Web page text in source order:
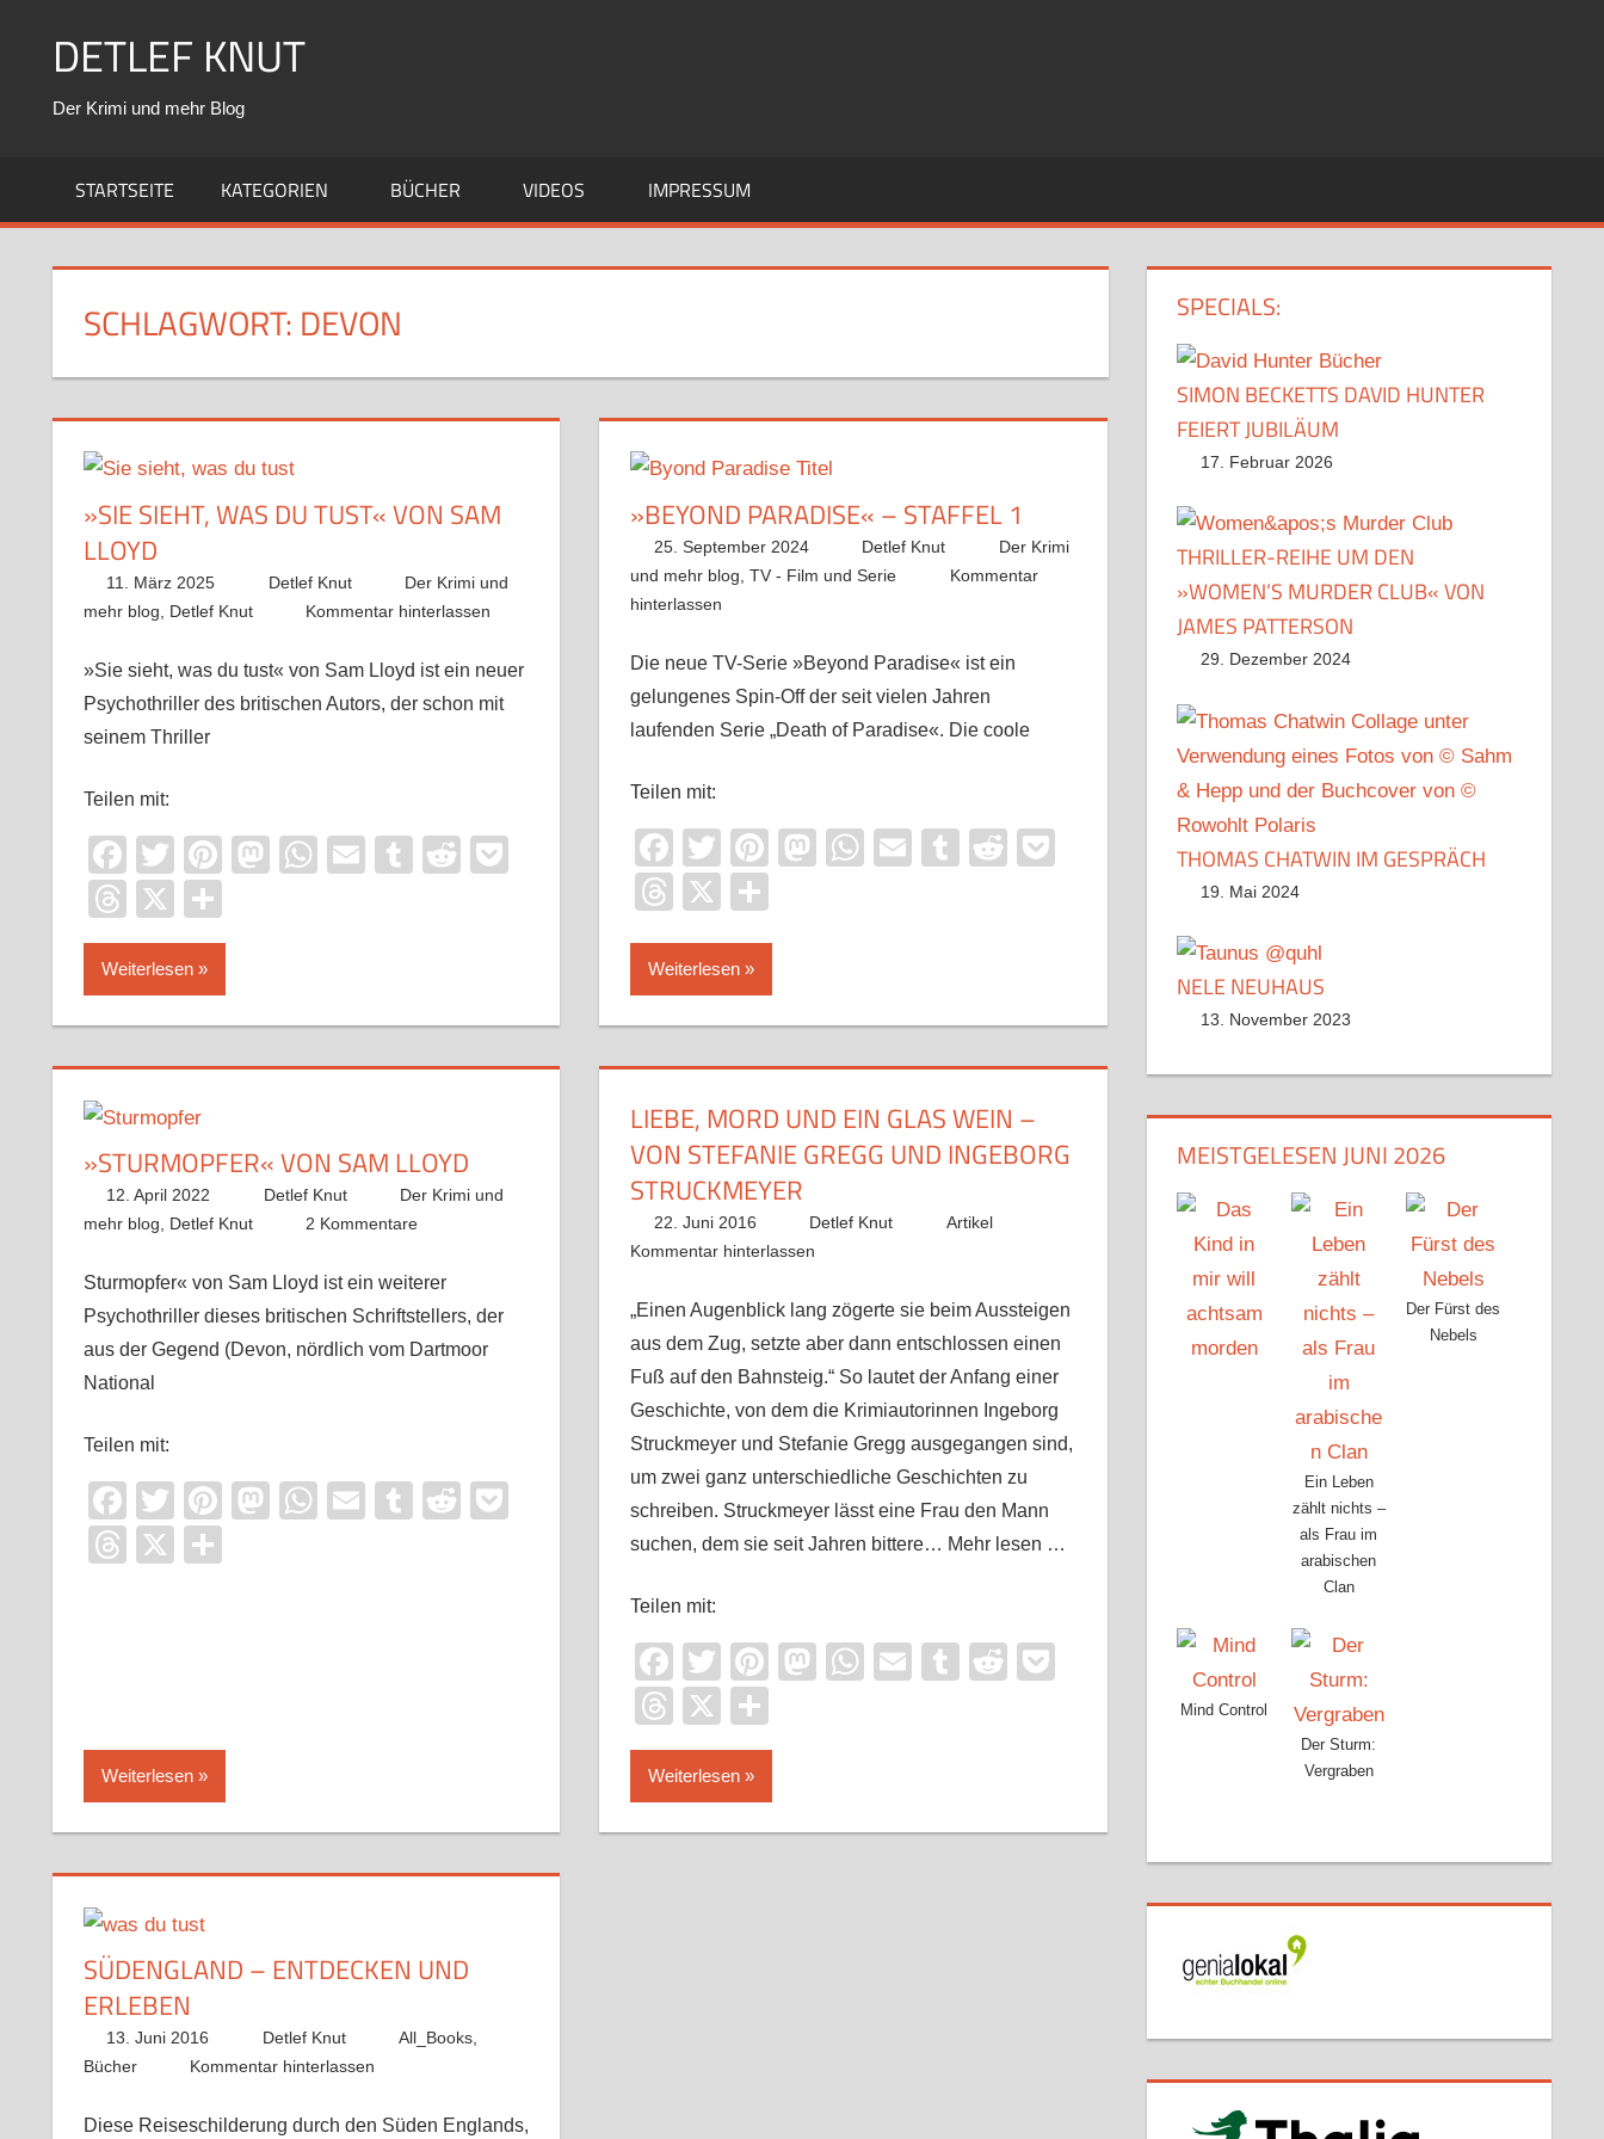
DETLEF KNUT
Der Krimi und mehr Blog
STARTSEITE KATEGORIEN BÜCHER VIDEOS IMPRESSUM
SCHLAGWORT: DEVON
»SIE SIEHT, WAS DU TUST« VON SAM
LLOYD
11. März 2025 Detlef Knut
Der Krimi und
mehr blog
Detlef Knut Kommentar hinterlassen
»Sie sieht, was du tust« von Sam Lloyd ist ein neuer
Psychothriller des britischen Autors, der schon mit
seinem Thriller
Teilen mit:
Facebook
TwitterPinterest
Mastodon
WhatsApp
EmailTumblrReddit
Threads
X
Weiterlesen
»BEYOND PARADISE« – STAFFEL 1
25. September 2024 Detlef Knut
Der Krimi
und mehr blog TV - Film und Serie
Kommentar
hinterlassen
Die neue TV-Serie »Beyond Paradise« ist ein
gelungenes Spin-Off der seit vielen Jahren
laufenden Serie „Death of Paradise«. Die coole
Teilen mit:
Facebook
TwitterPinterest
Mastodon
WhatsApp
EmailTumblrReddit
Threads
X
Weiterlesen
»STURMOPFER« VON SAM LLOYD
12. April 2022 Detlef Knut
Der Krimi und
mehr blog
Detlef Knut 2 Kommentare
Sturmopfer« von Sam Lloyd ist ein weiterer
Psychothriller dieses britischen Schriftstellers, der
aus der Gegend (Devon, nördlich vom Dartmoor
National
Teilen mit:
Facebook
TwitterPinterest
Mastodon
WhatsApp
EmailTumblrReddit
Threads
X
Weiterlesen
LIEBE, MORD UND EIN GLAS WEIN –
VON STEFANIE GREGG UND INGEBORG
STRUCKMEYER
22. Juni 2016 Detlef Knut
Artikel
Kommentar hinterlassen
„Einen Augenblick lang zögerte sie beim Aussteigen
aus dem Zug, setzte aber dann entschlossen einen
Fuß auf den Bahnsteig.“ So lautet der Anfang einer
Geschichte, von dem die Krimiautorinnen Ingeborg
Struckmeyer und Stefanie Gregg ausgegangen sind,
um zwei ganz unterschiedliche Geschichten zu
schreiben. Struckmeyer lässt eine Frau den Mann
suchen, dem sie seit Jahren bittere… Mehr lesen …
Teilen mit:
Facebook
TwitterPinterest
Mastodon
WhatsApp
EmailTumblrReddit
Threads
X
Weiterlesen
SÜDENGLAND – ENTDECKEN UND
ERLEBEN
13. Juni 2016 Detlef Knut All_Books
Bücher
Kommentar hinterlassen
Diese Reiseschilderung durch den Süden Englands,
SPECIALS:
SIMON BECKETTS DAVID HUNTER
FEIERT JUBILÄUM
17. Februar 2026
THRILLER-REIHE UM DEN
»WOMEN’S MURDER CLUB« VON
JAMES PATTERSON
29. Dezember 2024
THOMAS CHATWIN IM GESPRÄCH
19. Mai 2024
NELE NEUHAUS
13. November 2023
MEISTGELESEN JUNI 2026
Ein Leben
zählt nichts –
als Frau im
arabischen
Clan
Der Fürst des
Nebels
Mind Control
Der Sturm:
Vergraben